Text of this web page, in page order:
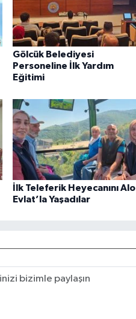
Gölcük Belediyesi
Personeline İlk Yardım
Eğitimi
İlk Teleferik Heyecanını Alo
Evlat’la Yaşadılar